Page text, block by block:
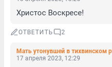
Христос Воскресе!
ОТВЕТИТЬ 2
17 апреля 2023, 12:29